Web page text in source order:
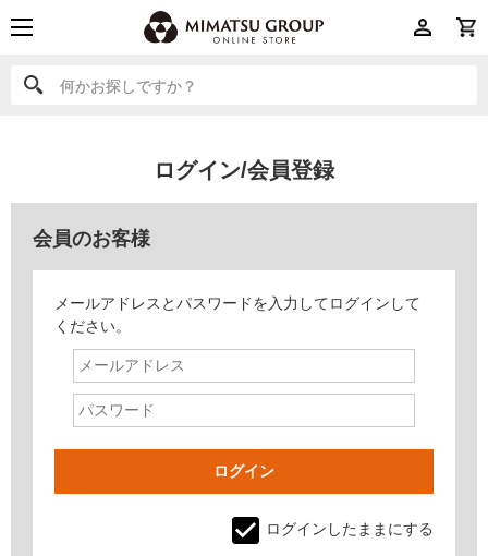
何かお探しですか？
何かお探しですか？
ログイン/会員登録
会員のお客様
メールアドレスとパスワードを入力してログインして
ください。
ログインしたままにする